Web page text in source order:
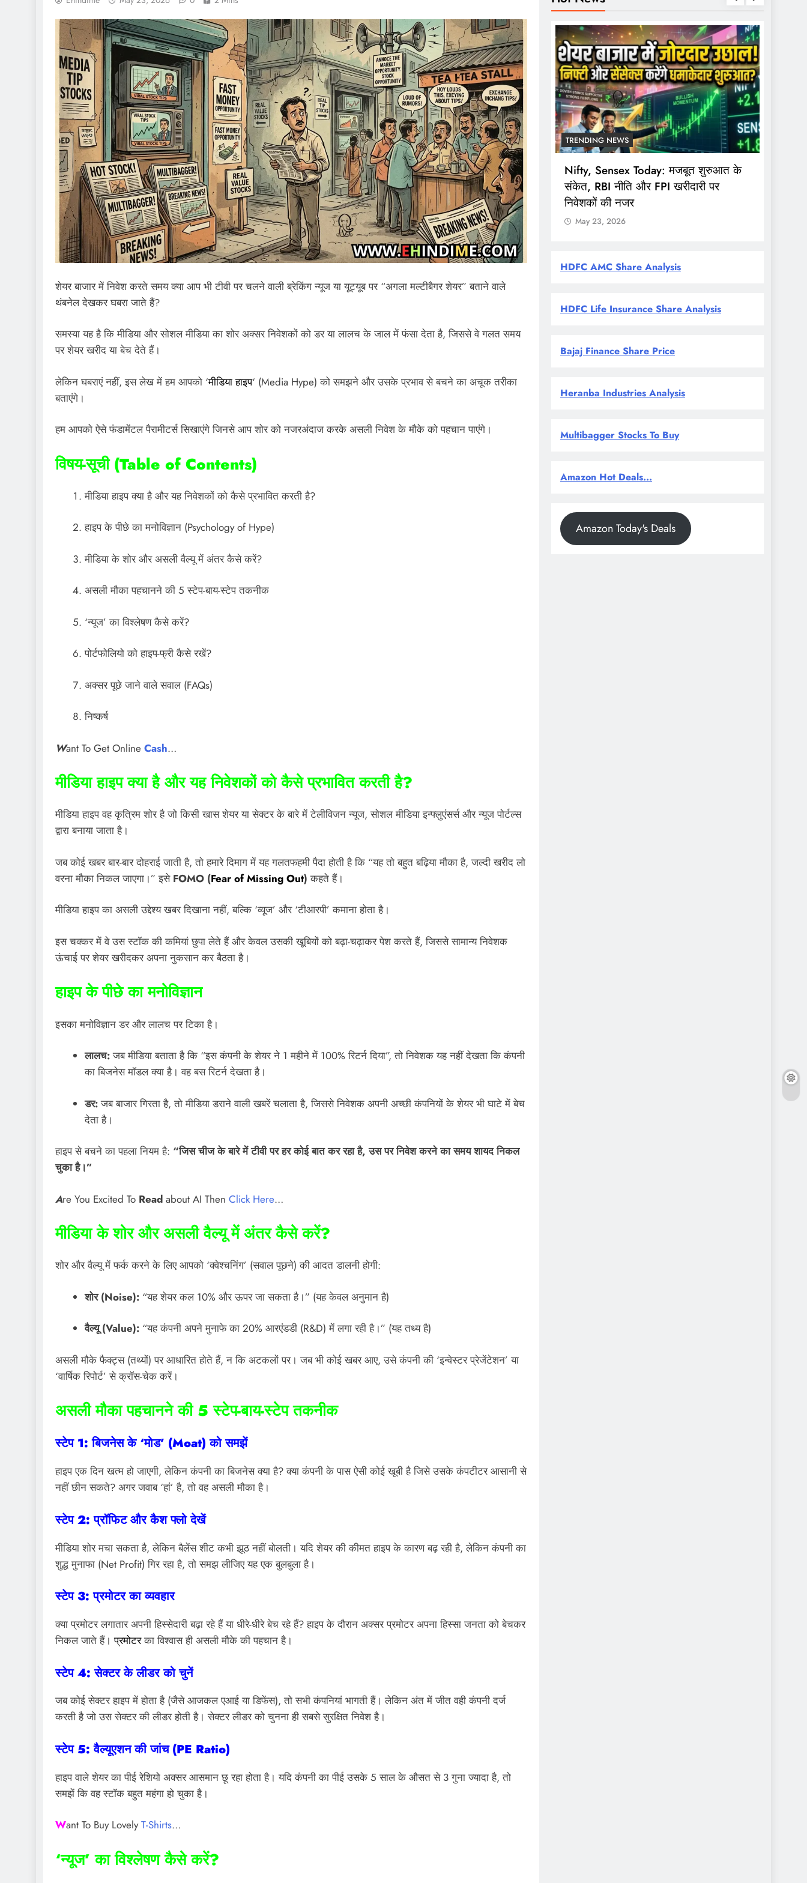
शेयर बाजार में निवेश करते समय क्या आप भी टीवी पर चलने वाली ब्रेकिंग न्यूज या यूट्यूब पर “अगला मल्टीबैगर शेयर” बताने वाले
थंबनेल देखकर घबरा जाते हैं?
समस्या यह है कि मीडिया और सोशल मीडिया का शोर अक्सर निवेशकों को डर या लालच के जाल में फंसा देता है, जिससे वे गलत समय
पर शेयर खरीद या बेच देते हैं।
लेकिन घबराएं नहीं, इस लेख में हम आपको ‘मीडिया हाइप‘ (Media Hype) को समझने और उसके प्रभाव से बचने का अचूक तरीका
बताएंगे।
हम आपको ऐसे फंडामेंटल पैरामीटर्स सिखाएंगे जिनसे आप शोर को नजरअंदाज करके असली निवेश के मौके को पहचान पाएंगे।
विषय-सूची (Table of Contents)
मीडिया हाइप क्या है और यह निवेशकों को कैसे प्रभावित करती है?
हाइप के पीछे का मनोविज्ञान (Psychology of Hype)
मीडिया के शोर और असली वैल्यू में अंतर कैसे करें?
असली मौका पहचानने की 5 स्टेप-बाय-स्टेप तकनीक
‘न्यूज’ का विश्लेषण कैसे करें?
पोर्टफोलियो को हाइप-फ्री कैसे रखें?
अक्सर पूछे जाने वाले सवाल (FAQs)
निष्कर्ष
Want To Get Online Cash…
मीडिया हाइप क्या है और यह निवेशकों को कैसे प्रभावित करती है?
मीडिया हाइप वह कृत्रिम शोर है जो किसी खास शेयर या सेक्टर के बारे में टेलीविजन न्यूज, सोशल मीडिया इन्फ्लुएंसर्स और न्यूज पोर्टल्स
द्वारा बनाया जाता है।
जब कोई खबर बार-बार दोहराई जाती है, तो हमारे दिमाग में यह गलतफहमी पैदा होती है कि “यह तो बहुत बढ़िया मौका है, जल्दी खरीद लो
वरना मौका निकल जाएगा।” इसे FOMO (Fear of Missing Out) कहते हैं।
मीडिया हाइप का असली उद्देश्य खबर दिखाना नहीं, बल्कि ‘व्यूज’ और ‘टीआरपी’ कमाना होता है।
इस चक्कर में वे उस स्टॉक की कमियां छुपा लेते हैं और केवल उसकी खूबियों को बढ़ा-चढ़ाकर पेश करते हैं, जिससे सामान्य निवेशक
ऊंचाई पर शेयर खरीदकर अपना नुकसान कर बैठता है।
हाइप के पीछे का मनोविज्ञान
इसका मनोविज्ञान डर और लालच पर टिका है।
लालच:जब मीडिया बताता है कि “इस कंपनी के शेयर ने 1 महीने में 100% रिटर्न दिया”, तो निवेशक यह नहीं देखता कि कंपनी
का बिजनेस मॉडल क्या है। वह बस रिटर्न देखता है।
डर:जब बाजार गिरता है, तो मीडिया डराने वाली खबरें चलाता है, जिससे निवेशक अपनी अच्छी कंपनियों के शेयर भी घाटे में बेच
देता है।
हाइप से बचने का पहला नियम है: “जिस चीज के बारे में टीवी पर हर कोई बात कर रहा है, उस पर निवेश करने का समय शायद निकल
चुका है।”
Are You Excited To Read about AI Then Click Here…
मीडिया के शोर और असली वैल्यू में अंतर कैसे करें?
शोर और वैल्यू में फर्क करने के लिए आपको ‘क्वेश्चनिंग’ (सवाल पूछने) की आदत डालनी होगी:
शोर (Noise):“यह शेयर कल 10% और ऊपर जा सकता है।” (यह केवल अनुमान है)
वैल्यू (Value):“यह कंपनी अपने मुनाफे का 20% आरएंडडी (R&D) में लगा रही है।” (यह तथ्य है)
असली मौके फैक्ट्स (तथ्यों) पर आधारित होते हैं, न कि अटकलों पर। जब भी कोई खबर आए, उसे कंपनी की ‘इन्वेस्टर प्रेजेंटेशन’ या
‘वार्षिक रिपोर्ट’ से क्रॉस-चेक करें।
असली मौका पहचानने की 5 स्टेप-बाय-स्टेप तकनीक
स्टेप 1: बिजनेस के ‘मोड’ (Moat) को समझें
हाइप एक दिन खत्म हो जाएगी, लेकिन कंपनी का बिजनेस क्या है? क्या कंपनी के पास ऐसी कोई खूबी है जिसे उसके कंपटीटर आसानी से
नहीं छीन सकते? अगर जवाब ‘हां’ है, तो वह असली मौका है।
स्टेप 2: प्रॉफिट और कैश फ्लो देखें
मीडिया शोर मचा सकता है, लेकिन बैलेंस शीट कभी झूठ नहीं बोलती। यदि शेयर की कीमत हाइप के कारण बढ़ रही है, लेकिन कंपनी का
शुद्ध मुनाफा (Net Profit) गिर रहा है, तो समझ लीजिए यह एक बुलबुला है।
स्टेप 3: प्रमोटर का व्यवहार
क्या प्रमोटर लगातार अपनी हिस्सेदारी बढ़ा रहे हैं या धीरे-धीरे बेच रहे हैं? हाइप के दौरान अक्सर प्रमोटर अपना हिस्सा जनता को बेचकर
निकल जाते हैं।प्रमोटरका विश्वास ही असली मौके की पहचान है।
स्टेप 4: सेक्टर के लीडर को चुनें
जब कोई सेक्टर हाइप में होता है (जैसे आजकल एआई या डिफेंस), तो सभी कंपनियां भागती हैं। लेकिन अंत में जीत वही कंपनी दर्ज
करती है जो उस सेक्टर की लीडर होती है। सेक्टर लीडर को चुनना ही सबसे सुरक्षित निवेश है।
स्टेप 5: वैल्यूएशन की जांच (PE Ratio)
हाइप वाले शेयर का पीई रेशियो अक्सर आसमान छू रहा होता है। यदि कंपनी का पीई उसके 5 साल के औसत से 3 गुना ज्यादा है, तो
समझें कि वह स्टॉक बहुत महंगा हो चुका है।
Want To Buy LovelyT-Shirts…
‘न्यूज’ का विश्लेषण कैसे करें?
TRENDING NEWS
Best Commodity Trading Apps in
India for Commodity Market Analysis
May 23, 2026
TRENDING NEWS
Nifty, Sensex Today: मजबूत शुरुआत के
संकेत, RBI नीति और FPI खरीदारी पर
निवेशकों की नजर
May 23, 2026
HDFC AMC Share Analysis
HDFC Life Insurance Share Analysis
Bajaj Finance Share Price
Heranba Industries Analysis
Multibagger Stocks To Buy
Amazon Hot Deals...
Amazon Today's Deals